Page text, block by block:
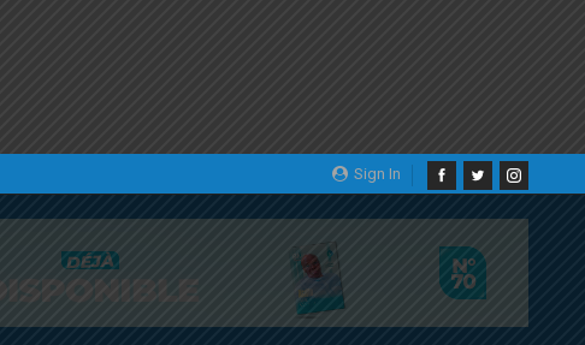
Sign In